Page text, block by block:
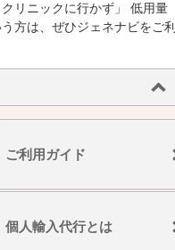
リニックに行かず」 低用量
方は、ぜひジェネナビをご
ご利用ガイド
個人輸入代行とは